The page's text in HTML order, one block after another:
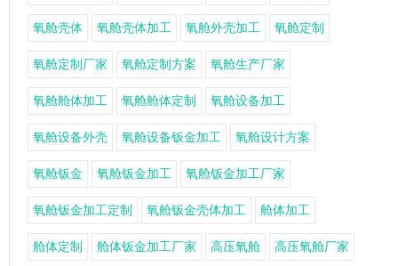
氧舱壳体 氧舱壳体加工 氧舱外壳加工 氧舱定制
氧舱定制厂家 氧舱定制方案 氧舱生产厂家
氧舱舱体加工 氧舱舱体定制 氧舱设备加工
氧舱设备外壳 氧舱设备钣金加工 氧舱设计方案
氧舱钣金 氧舱钣金加工 氧舱钣金加工厂家
氧舱钣金加工定制 氧舱钣金壳体加工 舱体加工
舱体定制 舱体钣金加工厂家 高压氧舱 高压氧舱厂家